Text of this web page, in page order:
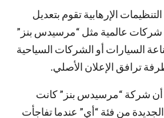
الإرهابية تقوم بتعديل
شركات عالمية مثل “مرسيدس بنز”
السيارات أو الشركات السياحية
ترافق الإعلان الأصلي.
شركة “مرسيدس بنز” كانت
من فئة “أي” عندما تفاجأت